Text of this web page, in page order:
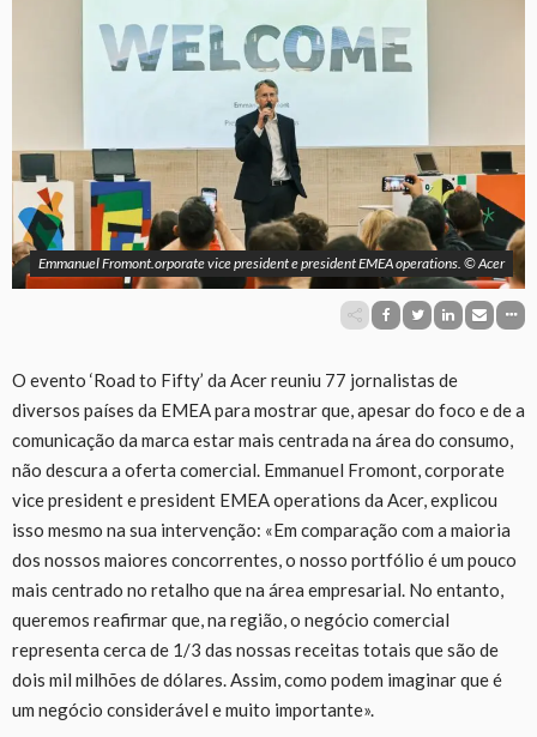
Emmanuel Fromont.orporate vice president e president EMEA operations. © Acer
O evento ‘Road to Fifty’ da Acer reuniu 77 jornalistas de
diversos países da EMEA para mostrar que, apesar do foco e de a
comunicação da marca estar mais centrada na área do consumo,
não descura a oferta comercial. Emmanuel Fromont, corporate
vice president e president EMEA operations da Acer, explicou
isso mesmo na sua intervenção: «Em comparação com a maioria
dos nossos maiores concorrentes, o nosso portfólio é um pouco
mais centrado no retalho que na área empresarial. No entanto,
queremos reafirmar que, na região, o negócio comercial
representa cerca de 1/3 das nossas receitas totais que são de
dois mil milhões de dólares. Assim, como podem imaginar que é
um negócio considerável e muito importante».